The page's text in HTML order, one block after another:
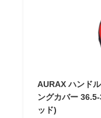
AURAX ハンド
ングカバー
ッド)